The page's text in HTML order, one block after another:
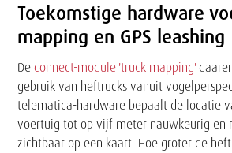
Toekomstige hardware
mapping en GPS leashing
De connect-module 'truck mapping'
gebruik van heftrucks vanuit
telematica-hardware bepaalt de locatie
voertuig tot op vijf meter nauwkeurig en
zichtbaar op een kaart. Hoe groter de